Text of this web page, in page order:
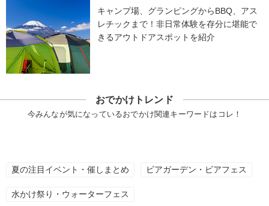
キャンプ場、グランピングからBBQ、アス
レチックまで！非日常体験を存分に堪能で
きるアウトドアスポットを紹介
おでかけトレンド
今みんなが気になっているおでかけ関連キーワードはコレ！
夏の注目イベント・催しまとめ ビアガーデン・ビアフェス
水かけ祭り・ウォーターフェス